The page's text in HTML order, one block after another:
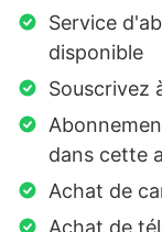
Service
disponible
Souscrivez
dans cette
Achat de